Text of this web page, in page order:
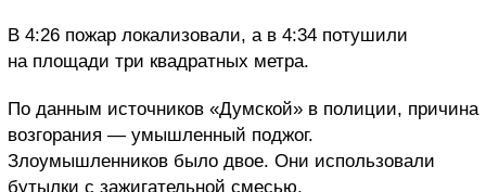
В 4:26 пожар локализовали, а в 4:34 потушили
на площади три квадратных метра.
По данным источников «Думской» в полиции, причина
возгорания — умышленный поджог.
Злоумышленников было двое. Они использовали
бутылки с зажигательной смесью.